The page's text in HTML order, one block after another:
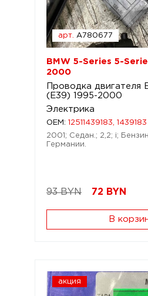
арт. A780677
BMW 5-Series 5-
2000
Проводка двигателя
(E39) 1995-2000
Электрика
OEM: 12511439183, 1439183
2001; Седан.; 2,2; i;
Германии.
93 BYN 72 BYN
В
акция